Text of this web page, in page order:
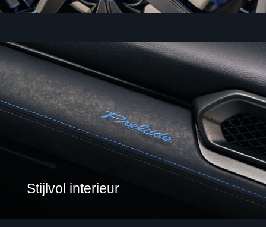
Stijlvol interieur